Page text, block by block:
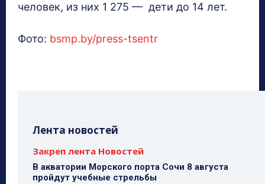
человек, из них 1 275 — дети до 14 лет.
Фото: bsmp.by/press-tsentr
Лента новостей
Закреп лента Новостей
В акватории Морского порта Сочи 8 августа
пройдут учебные стрельбы